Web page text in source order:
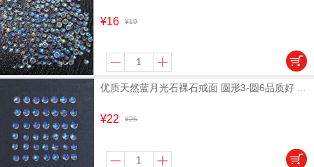
¥16 ¥19
优质天然蓝月光石裸石戒面 圆形3-圆6品质好 ...
¥22 ¥26